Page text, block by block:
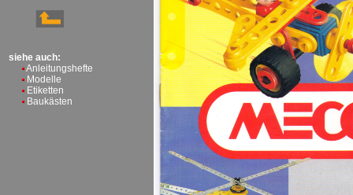
siehe auch:
Anleitungshefte
Modelle
Etiketten
Baukästen